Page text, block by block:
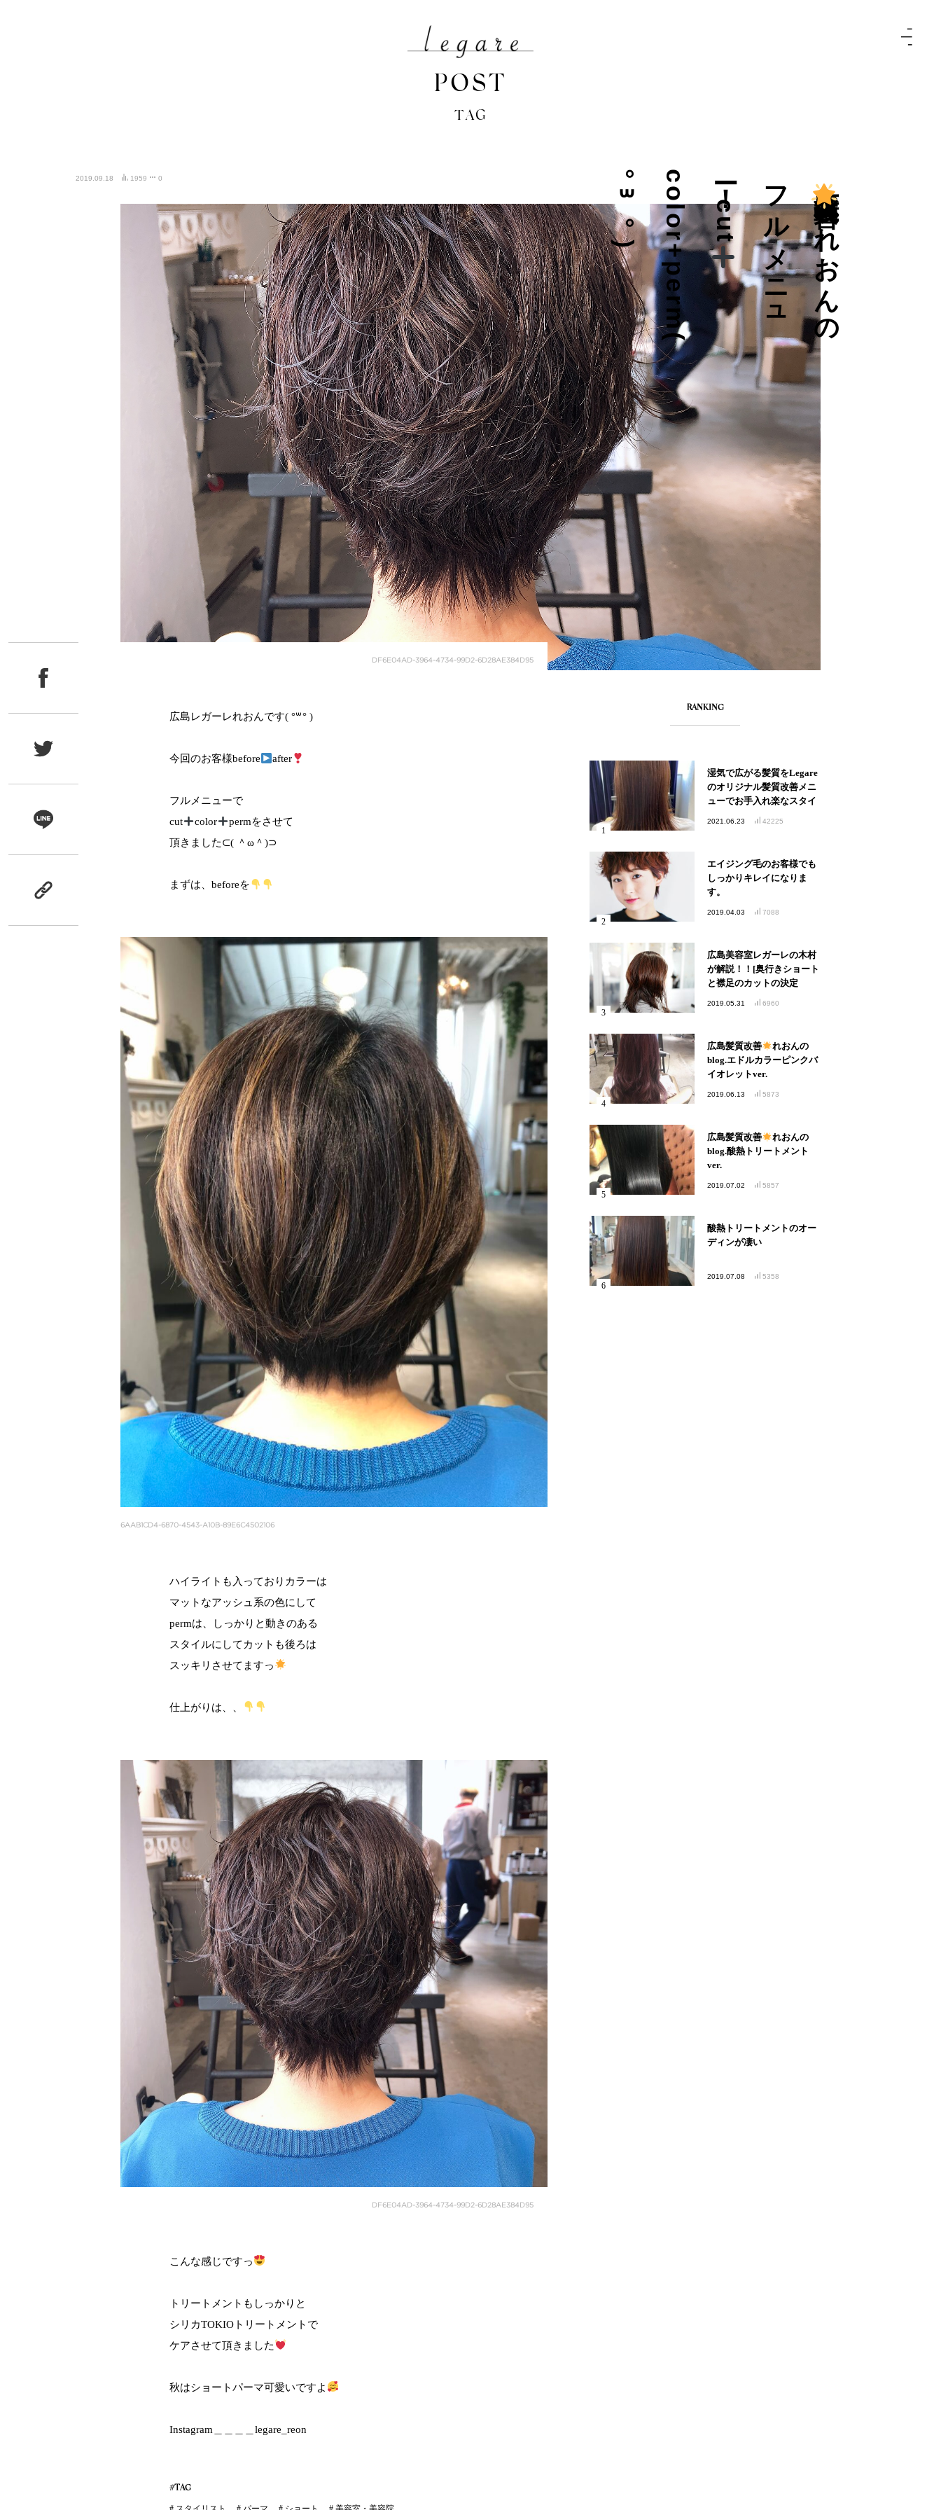
POST
TAG
2019.09.18 1959 0
れ
お
ん
の
フル
メ
ニ
ュ
ー！
c
u
t
c
o
l
o
r
+
p
e
r
m
(
°
꒳
°
)
DF6E04AD-3964-4734-99D2-6D28AE384D95
広島レガーレれおんです( °꒳° )
今回のお客様before after
フルメニューで
cut
color
permをさせて
頂きました⊂( ＾ω＾)⊃
まずは、beforeを
6AAB1CD4-6870-4543-A10B-89E6C4502106
ハイライトも入っておりカラーは
マットなアッシュ系の色にして
permは、しっかりと動きのある
スタイルにしてカットも後ろは
スッキリさせてますっ
仕上がりは、、
DF6E04AD-3964-4734-99D2-6D28AE384D95
こんな感じですっ
トリートメントもしっかりと
シリカTOKIOトリートメントで
ケアさせて頂きました
秋はショートパーマ可愛いですよ
Instagram＿＿＿＿legare_reon
#TAG
RANKING
湿気で広がる髪質をLegare
のオリジナル髪質改善メニ
ューでお手入れ楽なスタイ
2021.06.23 42225
エイジング毛のお客様でも
しっかりキレイになりま
す。
2019.04.03 7088
広島美容室レガーレの木村
が解説！！[奥行きショート
と襟足のカットの決定
2019.05.31 6960
広島髪質改善
れおんの
blog.エドルカラーピンクバ
イオレットver.
2019.06.13 5873
広島髪質改善
れおんの
blog.酸熱トリートメント
ver.
2019.07.02 5857
酸熱トリートメントのオー
ディンが凄い
2019.07.08 5358